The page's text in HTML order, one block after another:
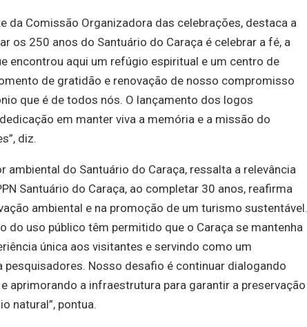
da Comissão Organizadora das celebrações, destaca a
os 250 anos do Santuário do Caraça é celebrar a fé, a
encontrou aqui um refúgio espiritual e um centro de
de gratidão e renovação de nosso compromisso
que é de todos nós. O lançamento dos logos
em manter viva a memória e a missão do
diz.
ambiental do Santuário do Caraça, ressalta a relevância
Santuário do Caraça, ao completar 30 anos, reafirma
ambiental e na promoção de um turismo sustentável.
do uso público têm permitido que o Caraça se mantenha
única aos visitantes e servindo como um
Nosso desafio é continuar dialogando
aprimorando a infraestrutura para garantir a preservação
natural”, pontua.